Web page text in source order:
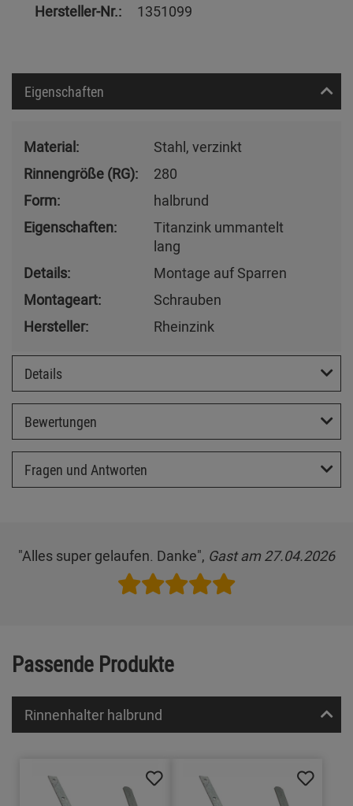
Hersteller-Nr.: 1351099
Eigenschaften
Material:
Stahl, verzinkt
Rinnengröße (RG):
280
Form:
halbrund
Eigenschaften:
Titanzink ummantelt
lang
Details:
Montage auf Sparren
Montageart:
Schrauben
Hersteller:
Rheinzink
Details
Bewertungen
Fragen und Antworten
"Alles super gelaufen. Danke", Gast am 27.04.2026
Passende Produkte
Rinnenhalter halbrund